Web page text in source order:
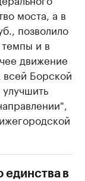
моста, а в
позволило
и в
движение
всей Борской
единства в